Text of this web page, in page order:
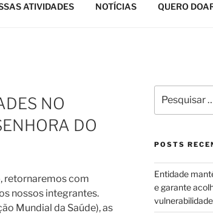
ATIVIDADES NOTÍCIAS QUERO
NO
DO
retornaremos com
nossos integrantes.
Mundial da Saúde), as
por:
POSTS
Entidade
e garante
vulnerabilidade